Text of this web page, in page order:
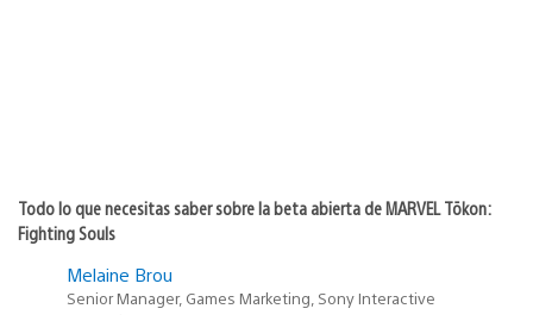
Todo lo que necesitas saber sobre la beta abierta de MARVEL Tōkon:
Fighting Souls
Melaine Brou
Senior Manager, Games Marketing, Sony Interactive